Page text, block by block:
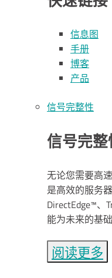
信息图
手册
博客
产品
信号完整性
信号完
无论您需要高
是高效的服务
DirectEdge™、
能为未来的基
阅读更多